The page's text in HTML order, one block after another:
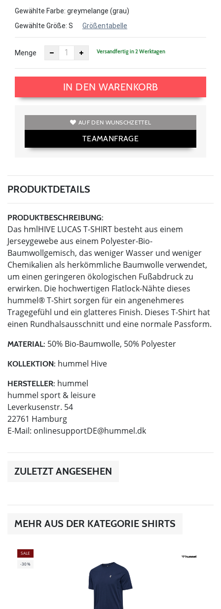
Gewählte Farbe: greymelange (grau)
Gewählte Größe: S Größentabelle
Menge Versandfertig in 2 Werktagen
IN DEN WARENKORB
AUF DEN WUNSCHZETTEL
TEAMANFRAGE
PRODUKTDETAILS
PRODUKTBESCHREIBUNG:
Das hmlHIVE LUCAS T-SHIRT besteht aus einem
Jerseygewebe aus einem Polyester-Bio-
Baumwollgemisch, das weniger Wasser und weniger
Chemikalien als herkömmliche Baumwolle verwendet,
um einen geringeren ökologischen Fußabdruck zu
erwirken. Die hochwertigen Flatlock-Nähte dieses
hummel® T-Shirt sorgen für ein angenehmeres
Tragegefühl und ein glatteres Finish. Dieses T-Shirt hat
einen Rundhalsausschnitt und eine normale Passform.
MATERIAL: 50% Bio-Baumwolle, 50% Polyester
KOLLEKTION: hummel Hive
HERSTELLER: hummel
hummel sport & leisure
Leverkusenstr. 54
22761 Hamburg
E-Mail: onlinesupportDE@hummel.dk
ZULETZT ANGESEHEN
MEHR AUS DER KATEGORIE SHIRTS
SALE
-30%